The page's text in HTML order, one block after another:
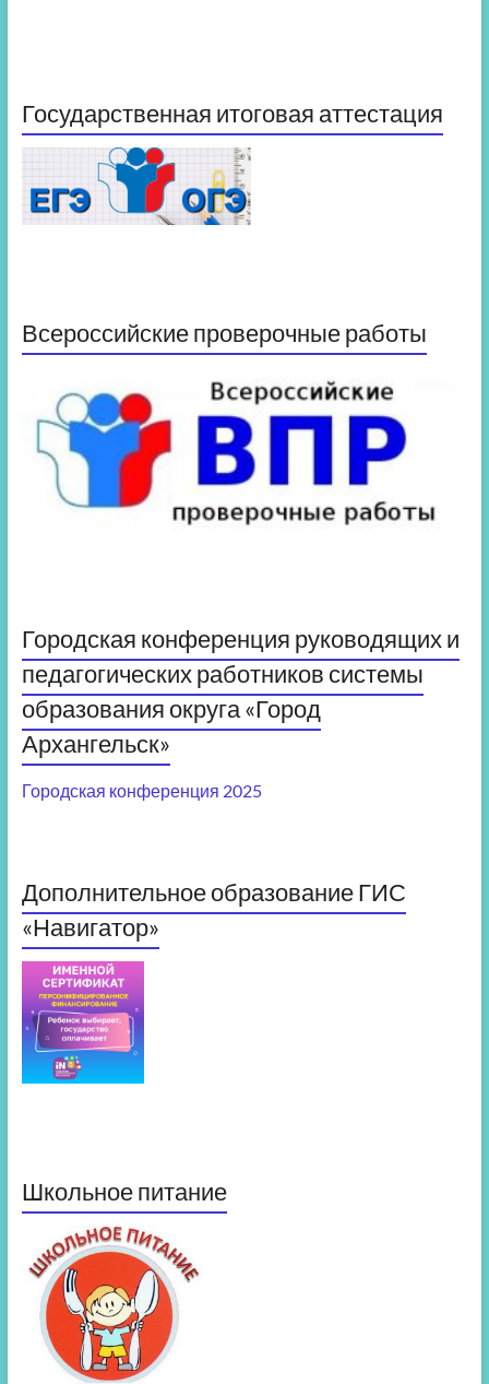
Государственная итоговая аттестация
Всероссийские проверочные работы
Городская конференция руководящих и
педагогических работников системы
образования округа «Город
Архангельск»
Городская конференция 2025
Дополнительное образование ГИС
«Навигатор»
Школьное питание